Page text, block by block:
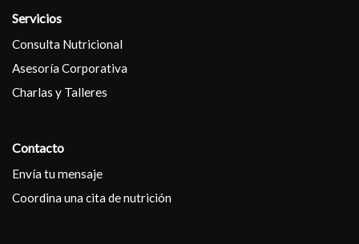
Servicios
Consulta Nutricional
Asesoría Corporativa
Charlas y Talleres
Contacto
Envía tu mensaje
Coordina una cita de nutrición